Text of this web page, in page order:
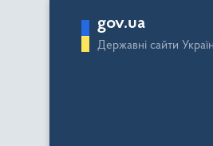
gov.ua
Державні сайти